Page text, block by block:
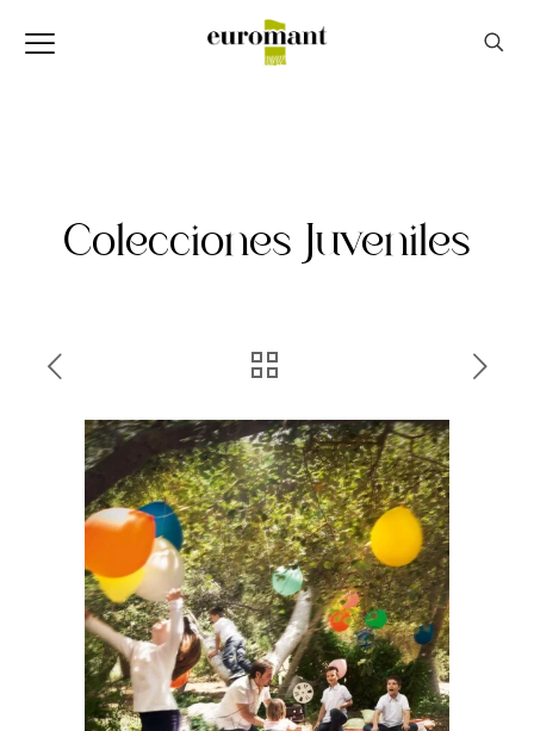
Colecciones Juveniles